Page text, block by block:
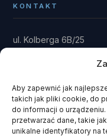
Aby zapewnić jak
takich jak pliki cookie, do
do informacji o
przetwarzać dane, takie
unikalne identyfikatory na
KONTAKT
ul. Kolberga 6B/25
Rytel 89-642
gmina Czersk · powiat